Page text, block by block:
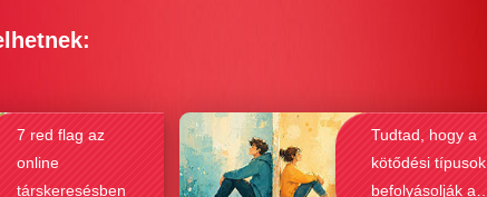
7 red flag az
online
társkeresésben
Tudtad, hogy a
kötődési típusok
befolyásolják a